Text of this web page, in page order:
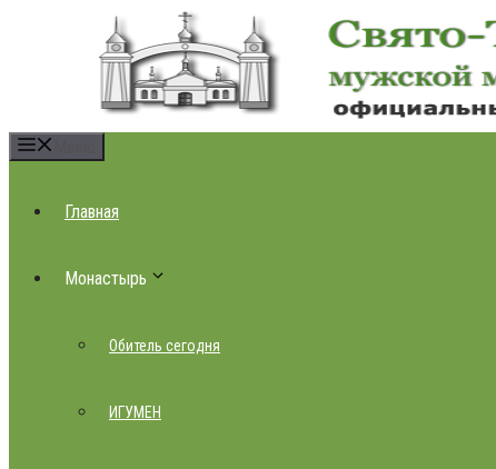
содержимому
Главная
Монастырь
Обитель сегодня
ИГУМЕН